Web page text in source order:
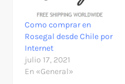
Como comprar en
Rosegal desde Chile por
Internet
julio 17, 2021
En «General»